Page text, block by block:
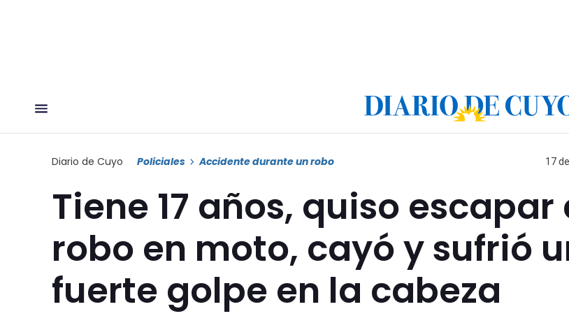
Diario de Cuyo Policiales Accidente durante un robo 17
Tiene 17 años, quiso escapar
robo en moto, cayó y sufrió
fuerte golpe en la cabeza